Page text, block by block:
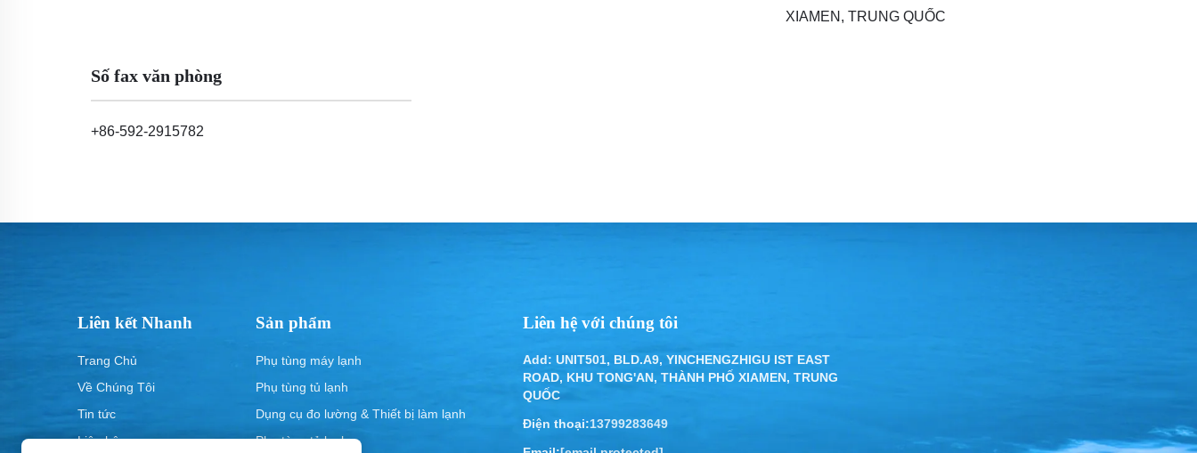
XIAMEN, TRUNG QUỐC
Số fax văn phòng
+86-592-2915782
Liên kết Nhanh
Trang Chủ
Về Chúng Tôi
Tin tức
Liên hệ
Sản phẩm
Phụ tùng máy lạnh
Phụ tùng tủ lạnh
Dụng cụ đo lường & Thiết bị làm lạnh
Phụ tùng tủ lạnh
Liên hệ với chúng tôi
Add: UNIT501, BLD.A9, YINCHENGZHIGU IST EAST
ROAD, KHU TONG'AN, THÀNH PHỐ XIAMEN, TRUNG
QUỐC
Điện thoại:13799283649